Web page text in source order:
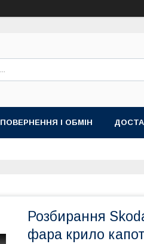
ПОВЕРНЕННЯ І ОБМІН
Розбирання
фара крило